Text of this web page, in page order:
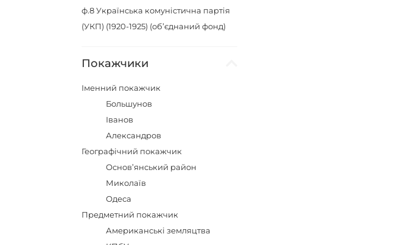
ф.8Українська комуністична партія
(УКП) (1920-1925) (об’єднаний фонд)
Покажчики
Іменний покажчик
Большунов
Іванов
Александров
Географічний покажчик
Основ’янський район
Миколаїв
Одеса
Предметний покажчик
Американські земляцтва